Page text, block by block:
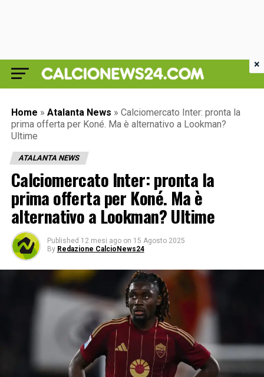
Home » Atalanta News » Calciomercato Inter: pronta la
prima offerta per Koné. Ma è alternativo a Lookman?
Ultime
ATALANTA NEWS
Calciomercato Inter: pronta la
prima offerta per Koné. Ma è
alternativo a Lookman? Ultime
Published 12 mesi ago on 15 Agosto 2025
By Redazione CalcioNews24
×